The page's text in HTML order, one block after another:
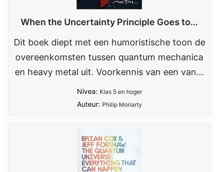
When the Uncertainty Principle Goes to...
Dit boek diept met een humoristische toon de
overeenkomsten tussen quantum mechanica
en heavy metal uit. Voorkennis van een van...
Nivea: Klas 5 en hoger
Auteur: Philip Moriarty